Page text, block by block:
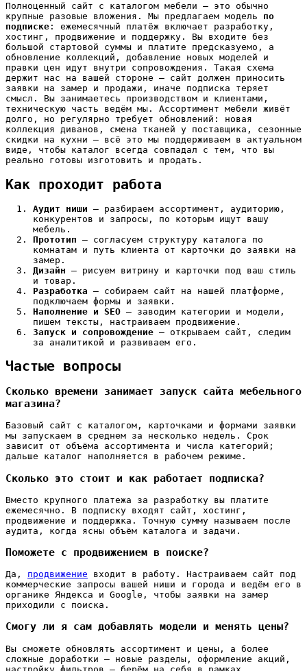
Полноценный сайт с каталогом мебели — это обычно
крупные разовые вложения. Мы предлагаем модель по
подписке : ежемесячный платёж включает разработку,
хостинг, продвижение и поддержку. Вы входите без
большой стартовой суммы и платите предсказуемо, а
обновление коллекций, добавление новых моделей и
правки цен идут внутри сопровождения. Такая схема
держит нас на вашей стороне — сайт должен приносить
заявки на замер и продажи, иначе подписка теряет
смысл. Вы занимаетесь производством и клиентами,
техническую часть ведём мы. Ассортимент мебели живёт
долго, но регулярно требует обновлений: новая
коллекция диванов, смена тканей у поставщика, сезонные
скидки на кухни — всё это мы поддерживаем в актуальном
виде, чтобы каталог всегда совпадал с тем, что вы
реально готовы изготовить и продать.
Как проходит работа
Аудит ниши — разбираем ассортимент, аудиторию,
конкурентов и запросы, по которым ищут вашу
мебель.
Прототип — согласуем структуру каталога по
комнатам и путь клиента от карточки до заявки на
замер.
Дизайн — рисуем витрину и карточки под ваш стиль
и товар.
Разработка — собираем сайт на нашей платформе,
подключаем формы и заявки.
Наполнение и SEO — заводим категории и модели,
пишем тексты, настраиваем продвижение.
Запуск и сопровождение — открываем сайт, следим
за аналитикой и развиваем его.
Частые вопросы
Сколько времени занимает запуск сайта мебельного
магазина?
Базовый сайт с каталогом, карточками и формами заявки
мы запускаем в среднем за несколько недель. Срок
зависит от объёма ассортимента и числа категорий;
дальше каталог наполняется в рабочем режиме.
Сколько это стоит и как работает подписка?
Вместо крупного платежа за разработку вы платите
ежемесячно. В подписку входят сайт, хостинг,
продвижение и поддержка. Точную сумму называем после
аудита, когда ясны объём каталога и задачи.
Поможете с продвижением в поиске?
Да, продвижение входит в работу. Настраиваем сайт под
коммерческие запросы вашей ниши и города и ведём его в
органике Яндекса и Google, чтобы заявки на замер
приходили с поиска.
Смогу ли я сам добавлять модели и менять цены?
Вы сможете обновлять ассортимент и цены, а более
сложные доработки — новые разделы, оформление акций,